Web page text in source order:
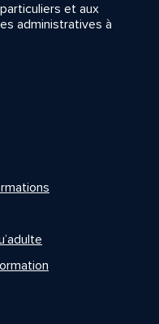
et aux
administratives à